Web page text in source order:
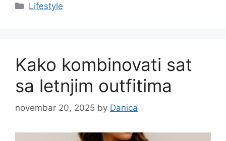
Categories
Lifestyle
Kako kombinovati sat
sa letnjim outfitima
novembar 20, 2025 by Danica